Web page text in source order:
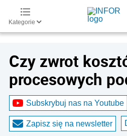
Kategorie
Czy zwrot
procesowych
Subskrybuj nas na Youtube
Zapisz się na newsletter